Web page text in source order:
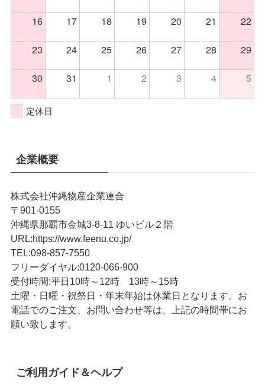
16
17 18 19 20 21
22
23
24 25 26 27 28
29
30
31 1 2 3 4 5
定休日
企業概要
株式会社沖縄物産企業連合
〒901-0155
沖縄県那覇市金城3-8-11 ゆいビル２階
URL:https://www.feenu.co.jp/
TEL:098-857-7550
フリーダイヤル:0120-066-900
受付時間:平日10時～12時 13時～15時
土曜・日曜・祝祭日・年末年始は休業日となります。お
電話でのご注文、お問い合わせ等は、上記の時間帯にお
願い致します。
ご利用ガイド＆ヘルプ